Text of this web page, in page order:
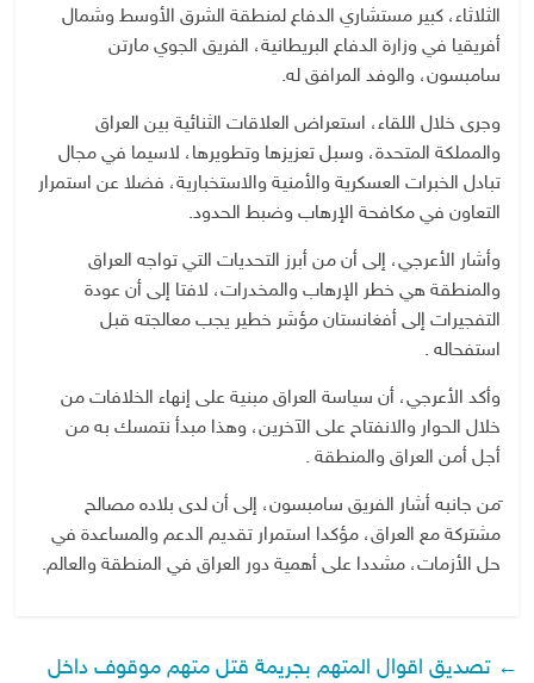
الثلاثاء، كبير مستشاري الدفاع لمنطقة الشرق الأوسط وشمال
أفريقيا في وزارة الدفاع البريطانية، الفريق الجوي مارتن
سامبسون، والوفد المرافق له.
وجرى خلال اللقاء، استعراض العلاقات الثنائية بين العراق
والمملكة المتحدة، وسبل تعزيزها وتطويرها، لاسيما في مجال
تبادل الخبرات العسكرية والأمنية والاستخبارية، فضلا عن استمرار
التعاون في مكافحة الإرهاب وضبط الحدود.
وأشار الأعرجي، إلى أن من أبرز التحديات التي تواجه العراق
والمنطقة هي خطر الإرهاب والمخدرات، لافتا إلى أن عودة
التفجيرات إلى أفغانستان مؤشر خطير يجب معالجته قبل
استفحاله .
وأكد الأعرجي، أن سياسة العراق مبنية على إنهاء الخلافات من
خلال الحوار والانفتاح على الآخرين، وهذا مبدأ نتمسك به من
أجل أمن العراق والمنطقة .
َمن جانبه أشار الفريق سامبسون، إلى أن لدى بلاده مصالح
مشتركة مع العراق، مؤكدا استمرار تقديم الدعم والمساعدة في
حل الأزمات، مشددا على أهمية دور العراق في المنطقة والعالم.
← تصديق اقوال المتهم بجريمة قتل متهم موقوف داخل